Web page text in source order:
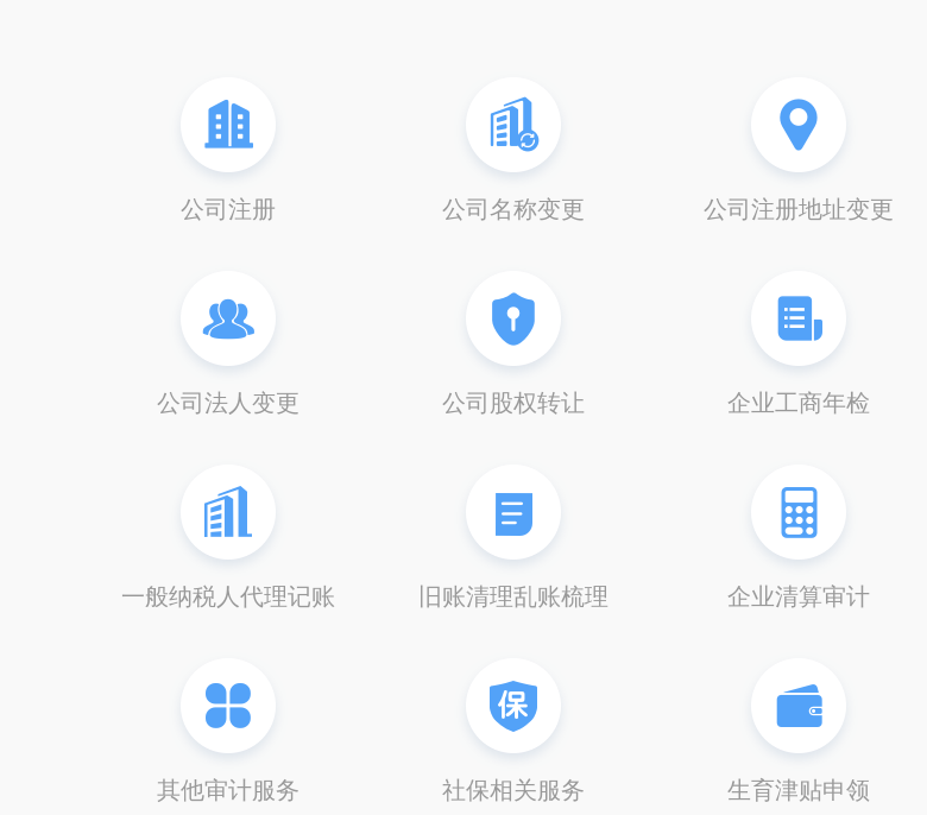
公司注册 公司名称变更 公司注册地址变更
公司法人变更 公司股权转让 企业工商年检
一般纳税人代理记账 旧账清理乱账梳理 企业清算审计
其他审计服务 社保相关服务 生育津贴申领